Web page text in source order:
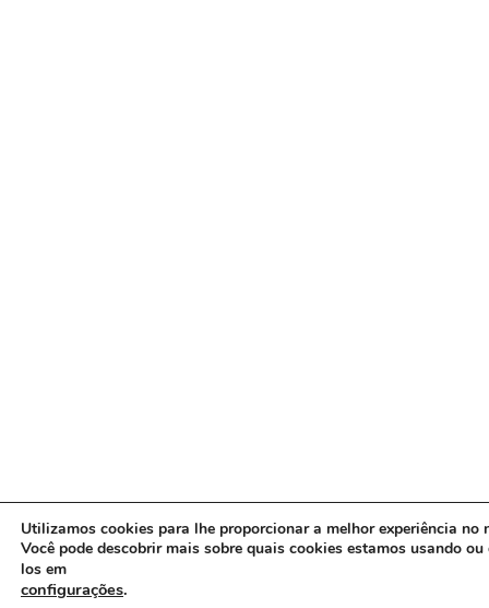
Utilizamos cookies para lhe proporcionar a melhor experiência no
Você pode descobrir mais sobre quais cookies estamos usando
los em
configurações.